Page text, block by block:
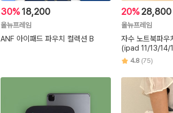
30% 18,200
올뉴프레임
ANF 아이패드 파우치 컬렉션 B
20% 28,800
올뉴프레임
자수 노트북파
(ipad 11/13/14/
4.8 (75)